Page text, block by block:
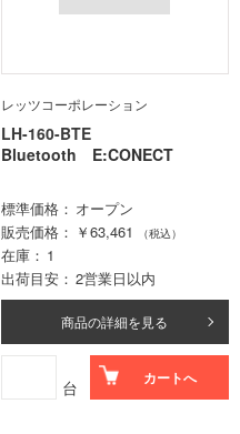
レッツコーポレーション
LH-160-BTE
Bluetooth E:CONECT
標準価格
オープン
販売価格
￥63,461 （税込）
在庫
1
出荷目安
2営業日以内
商品の詳細を見る
台 カートへ